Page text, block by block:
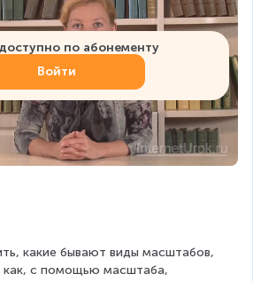
по абонементу
Войти
какие бывают виды масштабов,
как, с помощью масштаба,